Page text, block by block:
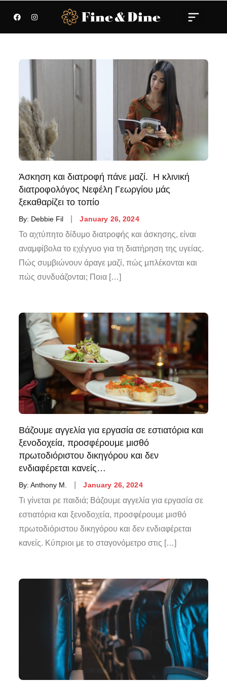
Άσκηση και διατροφή πάνε μαζί. Η κλινική
διατροφολόγος Νεφέλη Γεωργίου μάς
ξεκαθαρίζει το τοπίο
By: Debbie Fil January 26, 2024
Το αχτύπητο δίδυμο διατροφής και άσκησης, είναι
αναμφίβολα το εχέγγυο για τη διατήρηση της υγείας.
Πώς συμβιώνουν άραγε μαζί, πώς μπλέκονται και
πώς συνδυάζονται; Ποια […]
Βάζουμε αγγελία για εργασία σε εστιατόρια και
ξενοδοχεία, προσφέρουμε μισθό
πρωτοδιόριστου δικηγόρου και δεν
ενδιαφέρεται κανείς…
By:Anthony M. January 26, 2024
Τι γίνεται ρε παιδιά; Βάζουμε αγγελία για εργασία σε
εστιατόρια και ξενοδοχεία, προσφέρουμε μισθό
πρωτοδιόριστου δικηγόρου και δεν ενδιαφέρεται
κανείς. Κύπριοι με το σταγονόμετρο στις […]